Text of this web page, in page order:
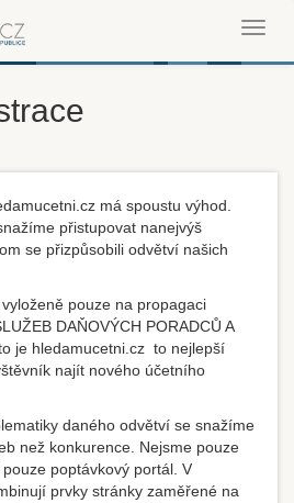
má spoustu výhod.
přistupovat nanejvýš
se přizpůsobili odvětví našich
pouze na propagaci
DAŇOVÝCH PORADCŮ A
je hledamucetni.cz to nejlepší
najít nového účetního
daného odvětví se snažíme
než konkurence. Nejsme pouze
poptávkový portál. V
prvky stránky zaměřené na